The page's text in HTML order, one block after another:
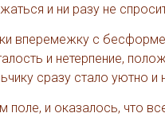
и ни разу не
вперемежку с
и нетерпение,
сразу стало уютно и
и оказалось, что